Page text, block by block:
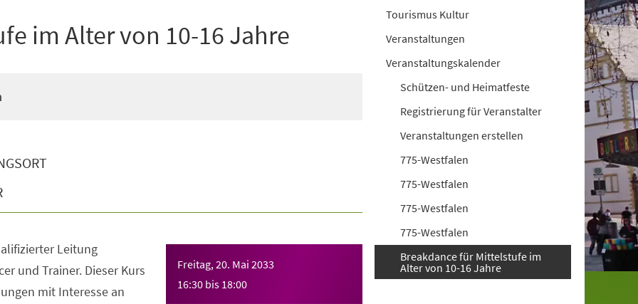
im Alter von 10-16 Jahre
Freitag, 20. Mai 2033
16:30 bis 18:00
Leitung
und Trainer. Dieser Kurs
mit Interesse an
Tourismus Kultur
Veranstaltungen
Veranstaltungskalender
Schützen- und Heimatfeste
Registrierung für Veranstalter
Veranstaltungen erstellen
775-Westfalen
775-Westfalen
775-Westfalen
775-Westfalen
Breakdance für Mittelstufe im
Alter von 10-16 Jahre